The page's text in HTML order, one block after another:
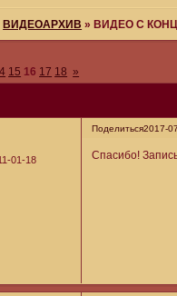
ВИДЕОАРХИВ »ВИДЕО С
15 16 17 18 »
Поделиться2017-
01-18
Спасибо!